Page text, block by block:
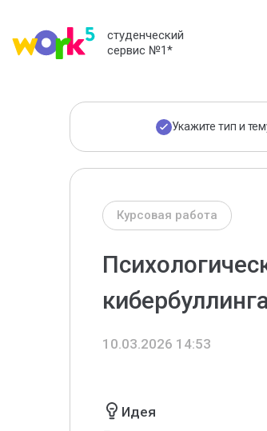
студенческий
сервис №1*
Укажите тип и
Курсовая работа
10.03.2026 14:53
Идея